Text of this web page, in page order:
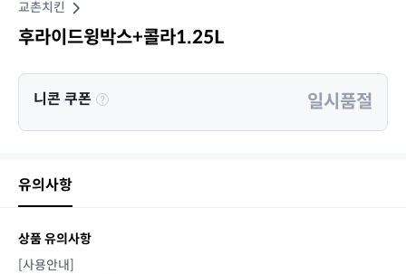
교촌치킨
후라이드윙박스+콜라1.25L
니콘 쿠폰 일시품절
유의사항
상품 유의사항
[사용안내]